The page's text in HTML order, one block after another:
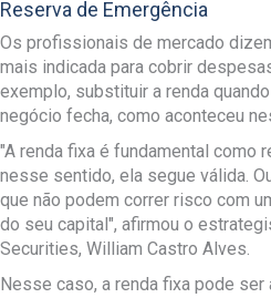
Reserva de Emergência
Os profissionais de mercado
mais indicada para cobrir
exemplo, substituir a renda
negócio fecha, como aconteceu
"A renda fixa é fundamental como
nesse sentido, ela segue válida.
que não podem correr risco com
do seu capital", afirmou o
Securities, William Castro Alves.
Nesse caso, a renda fixa pode